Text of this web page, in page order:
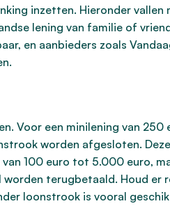
inzetten. Hieronder vallen
lening van familie of
en aanbieders zoals
Voor een minilening van 250
worden afgesloten.
100 euro tot 5.000 euro,
terugbetaald. Houd er
loonstrook is vooral